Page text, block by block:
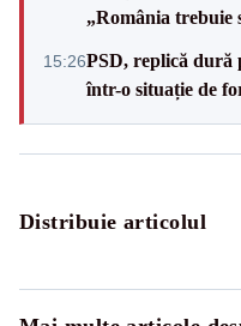
„România trebuie
15:26PSD, replică dură
într-o situație de
Distribuie articolul